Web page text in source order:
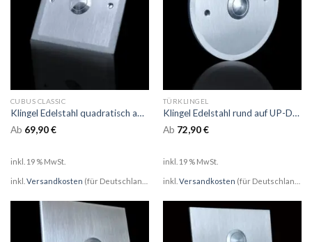
CUBUS CLASSIC
Klingel Edelstahl quadratisch auf Unterputzdose umlaufend gestrahlt
Ab 69,90€
inkl. 19 % MwSt.
inkl. Versandkosten (für Deutschland)
TÜRKLINGEL
Klingel Edelstahl rund auf UP-Dose umlaufend gestrahlt
Ab 72,90€
inkl. 19 % MwSt.
inkl. Versandkosten (für Deutschland)